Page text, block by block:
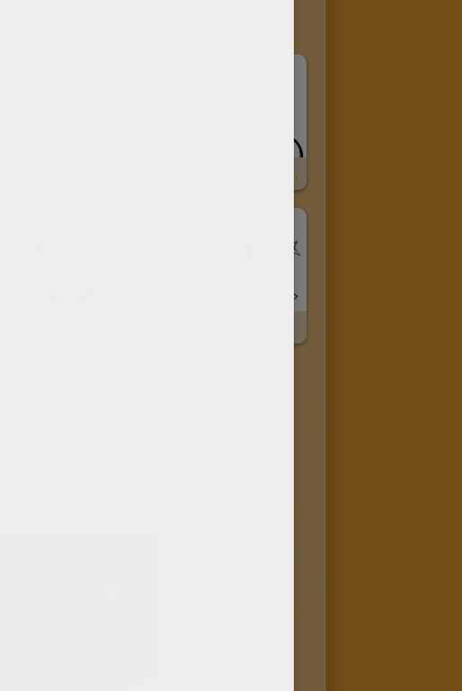
Fluttershy Avec Un Petit Lapin